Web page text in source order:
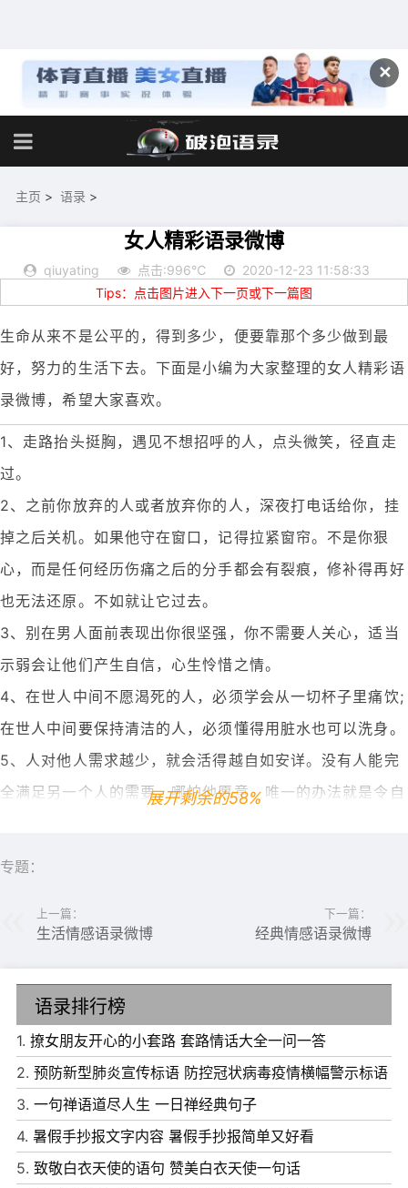
✕
主页 > 语录 >
女人精彩语录微博
qiuyating 点击:996℃
2020-12-23 11:58:33
Tips：点击图片进入下一页或下一篇图
生命从来不是公平的，得到多少，便要靠那个多少做到最
好，努力的生活下去。下面是小编为大家整理的女人精彩语
录微博，希望大家喜欢。
1、走路抬头挺胸，遇见不想招呼的人，点头微笑，径直走
过。
2、之前你放弃的人或者放弃你的人，深夜打电话给你，挂
掉之后关机。如果他守在窗口，记得拉紧窗帘。不是你狠
心，而是任何经历伤痛之后的分手都会有裂痕，修补得再好
也无法还原。不如就让它过去。
3、别在男人面前表现出你很坚强，你不需要人关心，适当
示弱会让他们产生自信，心生怜惜之情。
4、在世人中间不愿渴死的人，必须学会从一切杯子里痛饮;
在世人中间要保持清洁的人，必须懂得用脏水也可以洗身。
5、人对他人需求越少，就会活得越自如安详。没有人能完
全满足另一个人的需要，哪怕他愿意。唯一的办法就是令自
6、要有几个死党，独自一人的时候，保证还能有死党为你
端茶送水。而不是声竭力嘶的嚎叫：为什么爱你的那个人不
展开剩余的58%
专题：
上一篇：
生活情感语录微博
下一篇：
经典情感语录微博
语录排行榜
1. 撩女朋友开心的小套路 套路情话大全一问一答
2. 预防新型肺炎宣传标语 防控冠状病毒疫情横幅警示标语
3. 一句禅语道尽人生 一日禅经典句子
4. 暑假手抄报文字内容 暑假手抄报简单又好看
5. 致敬白衣天使的语句 赞美白衣天使一句话